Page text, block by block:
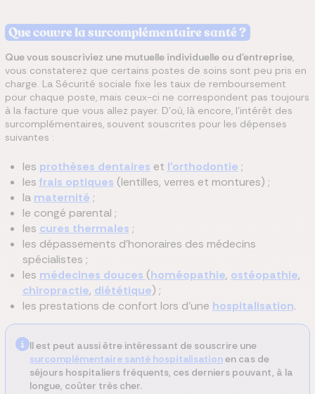
Que couvre la surcomplémentaire santé ?
Que vous souscriviez une mutuelle individuelle ou d'entreprise,
vous constaterez que certains postes de soins sont peu pris en
charge. La Sécurité sociale fixe les taux de remboursement
pour chaque poste, mais ceux-ci ne correspondent pas toujours
à la facture que vous allez payer. D'où, là encore, l'intérêt des
surcomplémentaires, souvent souscrites pour les dépenses
suivantes :
les prothèses dentaires et l'orthodontie ;
les frais optiques (lentilles, verres et montures) ;
la maternité ;
le congé parental ;
les cures thermales ;
les dépassements d'honoraires des médecins
spécialistes ;
les médecines douces (homéopathie, ostéopathie,
chiropractie, diététique) ;
les prestations de confort lors d'une hospitalisation.
Il est peut aussi être intéressant de souscrire une
surcomplémentaire santé hospitalisationen cas de
séjours hospitaliers fréquents, ces derniers pouvant, à la
longue, coûter très cher.